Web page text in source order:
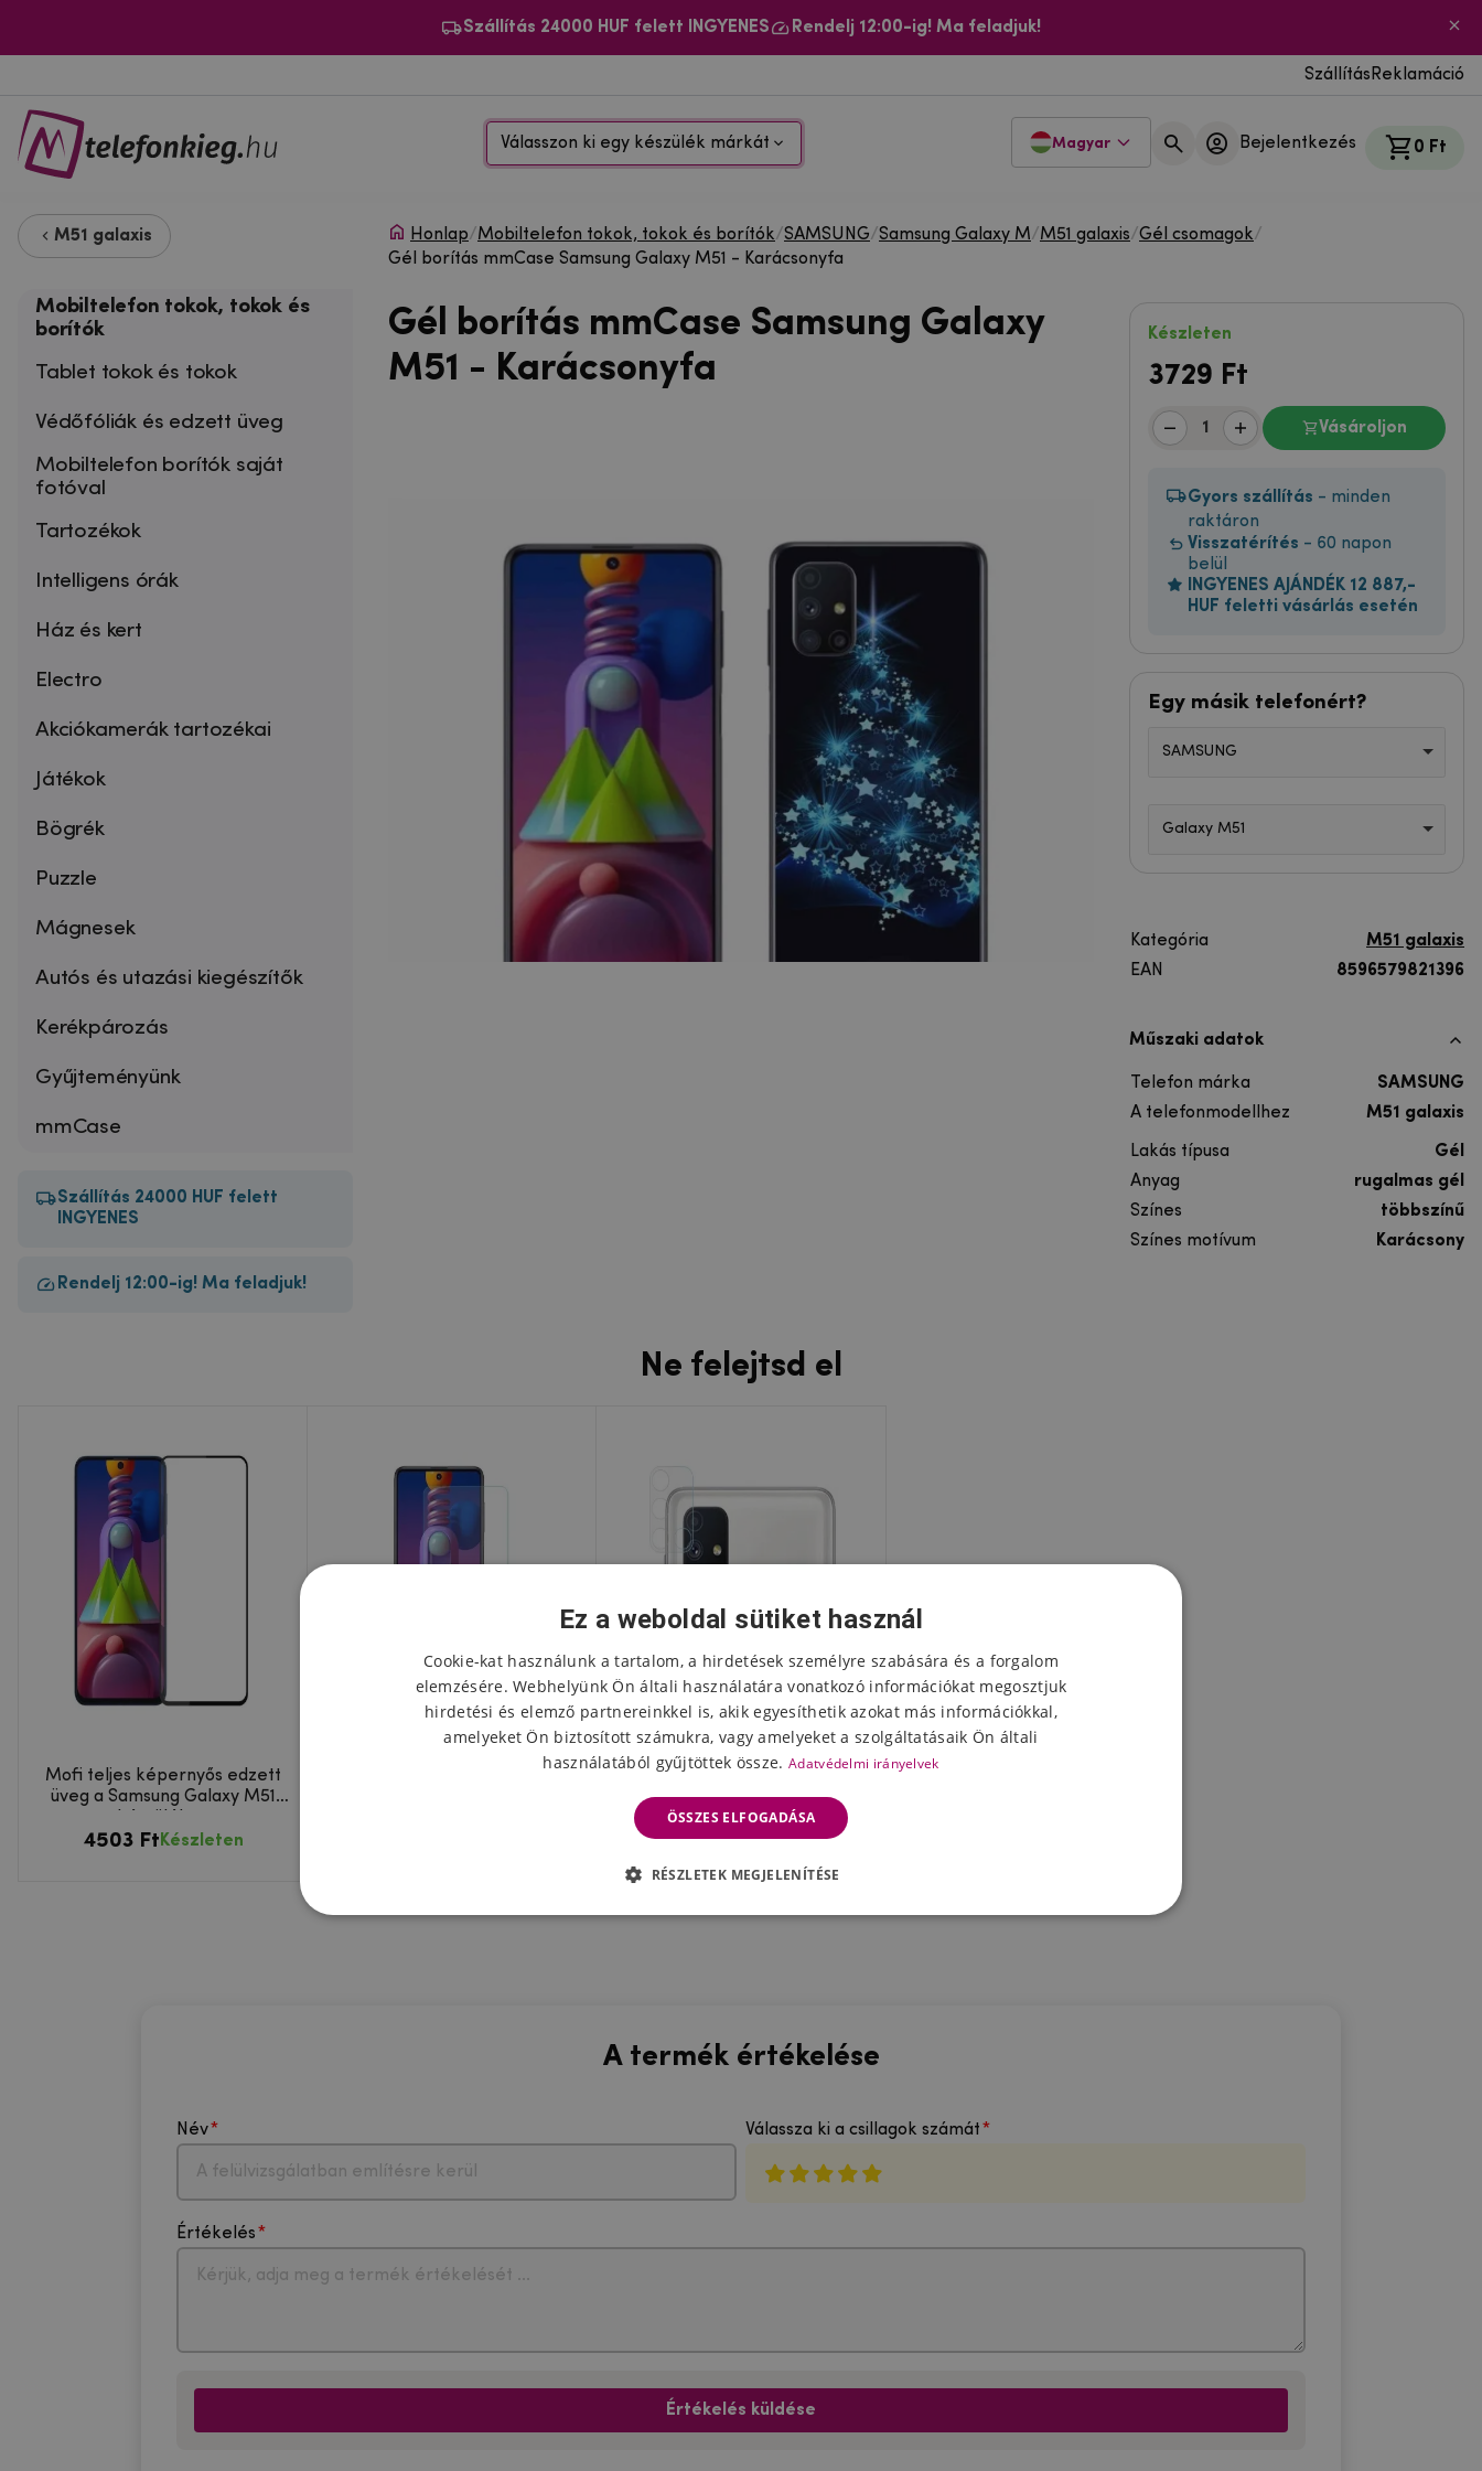
Szállítás 24000 HUF felett INGYENES Rendelj 12:00-ig! Ma feladjuk!
Szállítás Reklamáció
Válasszon ki egy készülék márkát Magyar Bejelentkezés 0 Ft
M51 galaxis
Mobiltelefon tokok, tokok és
borítók
Tablet tokok és tokok
Védőfóliák és edzett üveg
Mobiltelefon borítók saját
fotóval
Tartozékok
Intelligens órák
Ház és kert
Electro
Akciókamerák tartozékai
Játékok
Bögrék
Puzzle
Mágnesek
Autós és utazási kiegészítők
Kerékpározás
Gyűjteményünk
mmCase
Szállítás 24000 HUF felett
INGYENES
Rendelj 12:00-ig! Ma feladjuk!
Honlap/Mobiltelefon tokok, tokok és borítók/SAMSUNG/Samsung Galaxy M/M51 galaxis/Gél csomagok/
Gél borítás mmCase Samsung Galaxy M51 - Karácsonyfa
Gél borítás mmCase Samsung Galaxy
M51 - Karácsonyfa
Készleten
3729 Ft
Vásároljon
Gyors szállítás - minden
raktáron
Visszatérítés - 60 napon
belül
INGYENES AJÁNDÉK 12 887,-
HUF feletti vásárlás esetén
Egy másik telefonért?
SAMSUNG
Galaxy M51
Kategória
M51 galaxis
EAN
8596579821396
Műszaki adatok
Telefon márka
SAMSUNG
A telefonmodellhez
M51 galaxis
Lakás típusa
Gél
Anyag
rugalmas gél
Színes
többszínű
Színes motívum
Karácsony
Ne felejtsd el
Mofi teljes képernyős edzett
üveg a Samsung Galaxy M51
4503 Ft Készleten
Edzett üvegből készült kamera
lencse a Samsung Galaxy M51
kamerán
1781 FtKészleten
A termék értékelése
Név Válassza ki a csillagok számát
Értékelés
Értékelés küldése
Ez a weboldal sütiket használ
Cookie-kat használunk a tartalom, a hirdetések személyre szabására és a forgalom
elemzésére. Webhelyünk Ön általi használatára vonatkozó információkat megosztjuk
hirdetési és elemző partnereinkkel is, akik egyesíthetik azokat más információkkal,
amelyeket Ön biztosított számukra, vagy amelyeket a szolgáltatásaik Ön általi
használatából gyűjtöttek össze. Adatvédelmi irányelvek
ÖSSZES ELFOGADÁSA
RÉSZLETEK MEGJELENÍTÉSE